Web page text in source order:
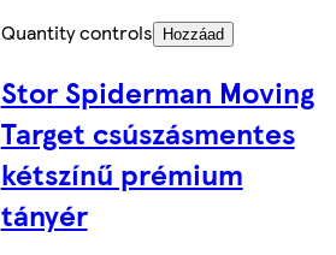
Quantity controls
Hozzáad
Stor Spiderman Moving
Target csúszásmentes
kétszínű prémium
tányér